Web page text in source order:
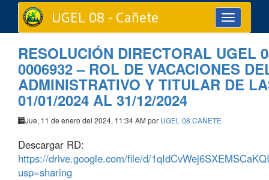
Toggle
navigation
UGEL 08 - Cañete
RESOLUCIÓN DIRECTORAL UGEL
0006932 – ROL DE VACACIONES
ADMINISTRATIVO Y TITULAR DE
01/01/2024 AL 31/12/2024
Jue, 11 de enero del 2024, 11:34 AM por UGEL 08 CAÑETE
Descargar RD:
https://drive.google.com/file/d/
usp=sharing